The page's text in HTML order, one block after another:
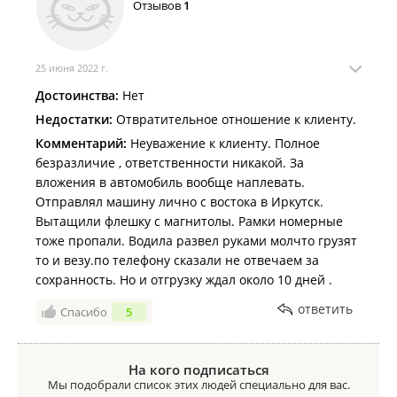
Дай Бог вам всего самого доброго, успехов в трудах
и доброй дороги🙏☀️
Рекомендую всем друзьям и знакомым вашу
компанию!
Недостатки: Нет
Отправили машину с Владивостока до Красноярска,
приняли на следующий день пришло сообщение
итоге по отслеживанию ТС автовоз простоял там
еще 2 дня и только потом выехал. Автовоз пришел
на 6 сутки в Красноярск, водитель за сутки
отзвонился сказал во сколько примерно приедет и
куда. Не смотря на погоду в межсезонный период
довольно быстро приехал и аккуратно довез груз.
Отзывов 1
25 июня 2022 г.
Достоинства: Нет
Недостатки: Отвратительное отношение к клиенту.
Комментарий: Неуважение к клиенту. Полное
безразличие , ответственности никакой. За
вложения в автомобиль вообще наплевать.
Отправлял машину лично с востока в Иркутск.
Вытащили флешку с магнитолы. Рамки номерные
тоже пропали. Водила развел руками молчто грузят
то и везу.по телефону сказали не отвечаем за
сохранность. Но и отгрузку ждал около 10 дней .
Спасибо 5 ответить
На кого подписаться
Мы подобрали список этих людей специально для вас.